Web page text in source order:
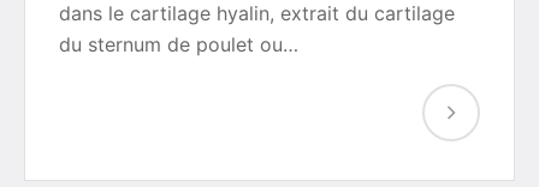
dans le cartilage hyalin, extrait du cartilage
du sternum de poulet ou…